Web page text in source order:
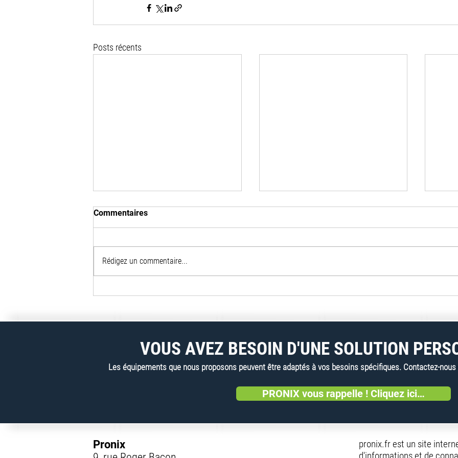
Posts récents
partenariat YS Reclamation &
Compact
Commentaires
Rédigez un commentaire...
VOUS AVEZ BESOIN D'UNE SOLUTION
Les équipements que nous proposons peuvent être adaptés à vos besoins spécifiques. Contactez-
PRONIX vous rappelle ! Cliquez ici…
Pronix
pronix.fr est un site